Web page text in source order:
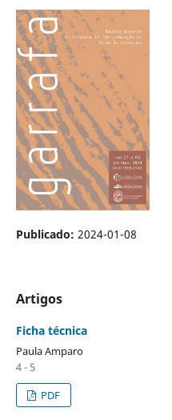
Publicado: 2024-01-08
Artigos
Ficha técnica
Paula Amparo
4 - 5
PDF